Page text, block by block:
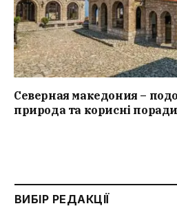
Северная македония –
природа та корисні поради
ВИБІР РЕДАКЦІЇ